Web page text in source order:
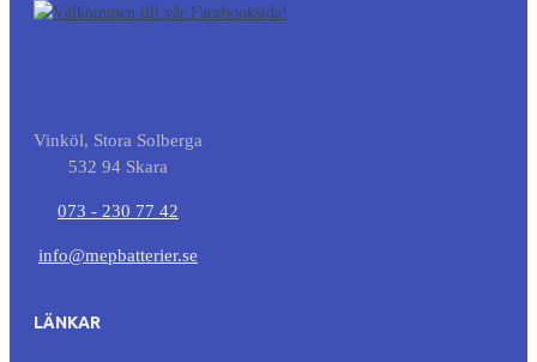
Vinköl, Stora Solberga
532 94 Skara
073 - 230 77 42
info@mepbatterier.se
LÄNKAR